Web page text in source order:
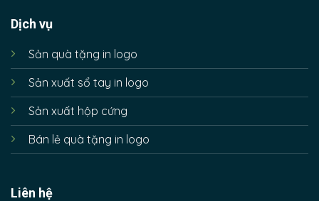
Dịch vụ
Sản quà tặng in logo
Sản xuất sổ tay in logo
Sản xuất hộp cứng
Bán lẻ quà tặng in logo
Liên hệ